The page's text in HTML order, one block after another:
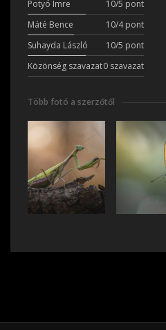
Potyó Imre 10/5 pont
Máté Bence
10/4 pont
Suhayda László
10/5 pont
Közönség szavazat0 szavazat
Több fotó a szerzőtől